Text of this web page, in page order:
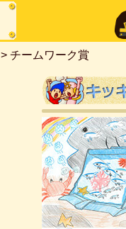
> チームワーク賞